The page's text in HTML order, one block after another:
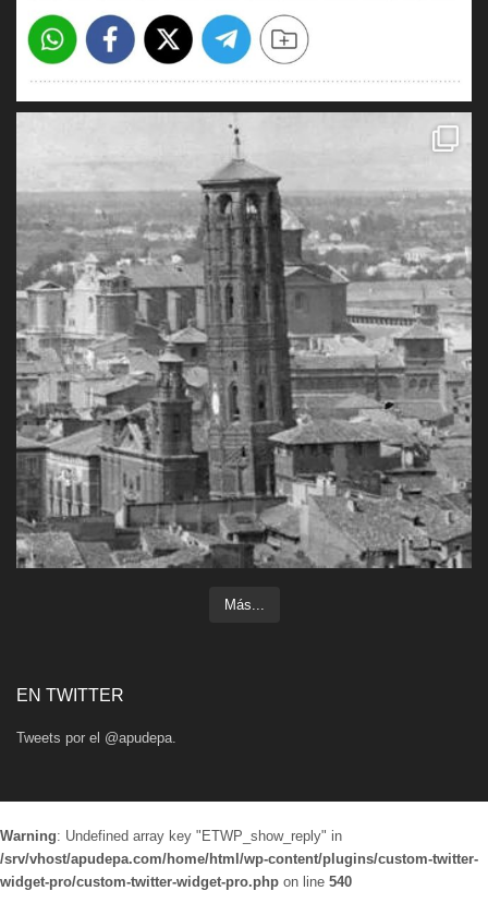
Más...
EN TWITTER
Tweets por el @apudepa.
Warning: Undefined array key "ETWP_show_reply" in
/srv/vhost/apudepa.com/home/html/wp-content/plugins/custom-twitter-
widget-pro/custom-twitter-widget-pro.php on line 540